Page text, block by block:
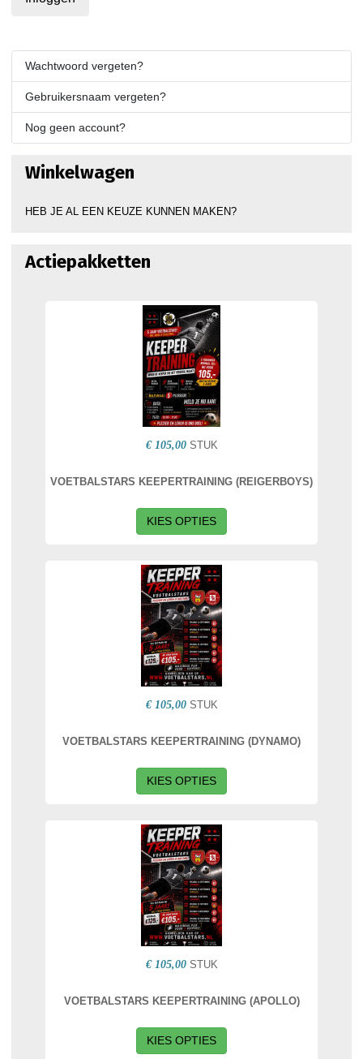
Wachtwoord vergeten?
Gebruikersnaam vergeten?
Nog geen account?
Winkelwagen
HEB JE AL EEN KEUZE KUNNEN MAKEN?
Actiepakketten
€ 105,00 STUK
VOETBALSTARS KEEPERTRAINING (REIGERBOYS)
KIES OPTIES
€ 105,00 STUK
VOETBALSTARS KEEPERTRAINING (DYNAMO)
KIES OPTIES
€ 105,00 STUK
VOETBALSTARS KEEPERTRAINING (APOLLO)
KIES OPTIES